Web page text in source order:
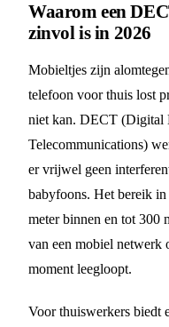
Waarom een
zinvol is in 2026
Mobieltjes zijn
telefoon voor thuis lost
niet kan. DECT (Digital
Telecommunications)
er vrijwel geen
babyfoons. Het bereik
meter binnen en tot 300
van een mobiel netwerk
moment leegloopt.
Voor thuiswerkers biedt